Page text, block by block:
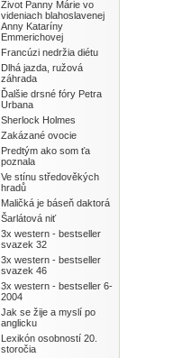
Život Panny Márie vo
videniach blahoslavenej
Anny Kataríny
Emmerichovej
Francúzi nedržia diétu
Dlhá jazda, ružová
záhrada
Ďalšie drsné fóry Petra
Urbana
Sherlock Holmes
Zakázané ovocie
Predtým ako som ťa
poznala
Ve stínu středověkých
hradů
Maličká je báseň daktorá
Šarlátová niť
3x western - bestseller
svazek 32
3x western - bestseller
svazek 46
3x western - bestseller 6-
2004
Jak se žije a myslí po
anglicku
Lexikón osobností 20.
storočia